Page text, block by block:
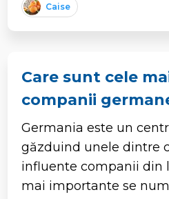
Caise
Care sunt cele
companii
Germania este un
găzduind unele dintre
influente companii din
mai importante se